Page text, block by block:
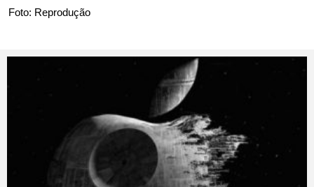
Foto: Reprodução